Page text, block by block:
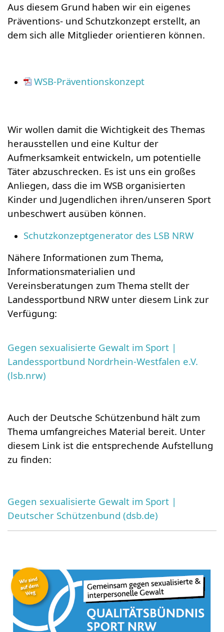
Aus diesem Grund haben wir ein eigenes
Präventions- und Schutzkonzept erstellt, an
dem sich alle Mitglieder orientieren können.
WSB-Präventionskonzept
Wir wollen damit die Wichtigkeit des Themas
herausstellen und eine Kultur der
Aufmerksamkeit entwickeln, um potentielle
Täter abzuschrecken. Es ist uns ein großes
Anliegen, dass die im WSB organisierten
Kinder und Jugendlichen ihren/unseren Sport
unbeschwert ausüben können.
Schutzkonzeptgenerator des LSB NRW
Nähere Informationen zum Thema,
Informationsmaterialien und
Vereinsberatungen zum Thema stellt der
Landessportbund NRW unter diesem Link zur
Verfügung:
Gegen sexualisierte Gewalt im Sport |
Landessportbund Nordrhein-Westfalen e.V.
(lsb.nrw)
Auch der Deutsche Schützenbund hält zum
Thema umfangreiches Material bereit. Unter
diesem Link ist die entsprechende Aufstellung
zu finden:
Gegen sexualisierte Gewalt im Sport |
Deutscher Schützenbund (dsb.de)